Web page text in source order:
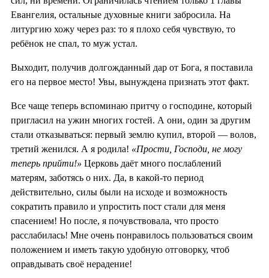
Евангелия, остальные духовные книги забросила. На
литургию хожу через раз: то я плохо себя чувствую, то
ребёнок не спал, то муж устал.
Выходит, получив долгожданный дар от Бога, я поставила
его на первое место! Увы, вынуждена признать этот факт.
Все чаще теперь вспоминаю притчу о господине, который
пригласил на ужин многих гостей. А они, один за другим
стали отказываться: первый землю купил, второй — волов,
третий женился. А я родила! «Прости, Господи, не могу
теперь прийти!» Церковь даёт много послаблений
матерям, заботясь о них. Да, в какой-то период
действительно, силы были на исходе и возможность
сократить правило и упростить пост стали для меня
спасением! Но после, я почувствовала, что просто
расслабилась! Мне очень понравилось пользоваться своим
положением и иметь такую удобную отговорку, чтоб
оправдывать своё нерадение!